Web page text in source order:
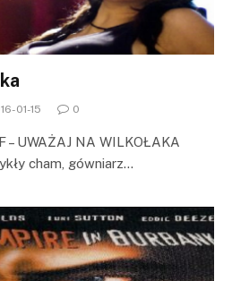
01-15 0
– UWAŻAJ NA WILKOŁAKA
cham, gówniarz…